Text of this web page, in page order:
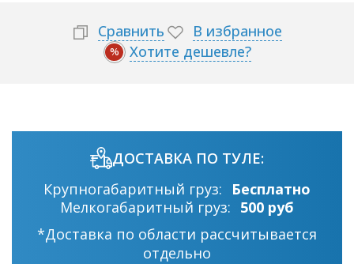
Сравнить В избранное
% Хотите дешевле?
ДОСТАВКА ПО ТУЛЕ:
Крупногабаритный груз:
Бесплатно
Мелкогабаритный груз: 500 руб
*Доставка по области рассчитывается
отдельно